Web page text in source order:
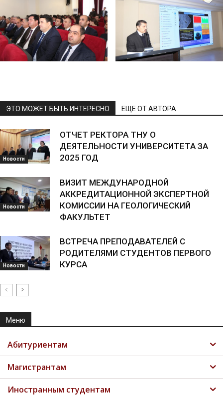
ЭТО МОЖЕТ БЫТЬ ИНТЕРЕСНО ЕЩЕ ОТ АВТОРА
Новости
ОТЧЕТ РЕКТОРА ТНУ О
ДЕЯТЕЛЬНОСТИ УНИВЕРСИТЕТА ЗА
2025 ГОД
Новости
ВИЗИТ МЕЖДУНАРОДНОЙ
АККРЕДИТАЦИОННОЙ ЭКСПЕРТНОЙ
КОМИССИИ НА ГЕОЛОГИЧЕСКИЙ
ФАКУЛЬТЕТ
Новости
ВСТРЕЧА ПРЕПОДАВАТЕЛЕЙ С
РОДИТЕЛЯМИ СТУДЕНТОВ ПЕРВОГО
КУРСА
Меню
Абитуриентам
Магистрантам
Иностранным студентам